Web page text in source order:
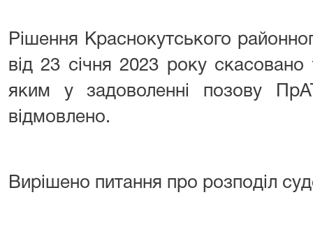
Рішення Краснокутського
від 23 січня 2023 року
яким у задоволенні позову
відмовлено.
Вирішено питання про розподіл